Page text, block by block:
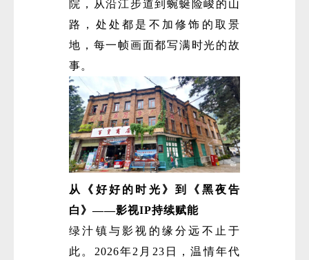
院，从沿江步道到蜿蜒险峻的山
路，处处都是不加修饰的取景
地，每一帧画面都写满时光的故
事。
从《好好的时光》到《黑夜告
白》——影视IP持续赋能
绿汁镇与影视的缘分远不止于
此。2026年2月23日，温情年代